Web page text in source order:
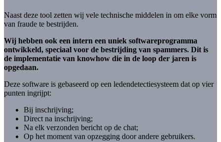
Naast deze tool zetten wij vele technische middelen in om elke vorm
van fraude te bestrijden.
Wij hebben ook een intern een uniek softwareprogramma
ontwikkeld, speciaal voor de bestrijding van spammers. Dit is
de implementatie van knowhow die in de loop der jaren is
opgedaan.
Deze software is gebaseerd op een ledendetectiesysteem dat op vier
punten ingrijpt:
Bij inschrijving;
Direct na inschrijving;
Na elk verzonden bericht op de chat;
Op het moment van opzegging door andere gebruikers.